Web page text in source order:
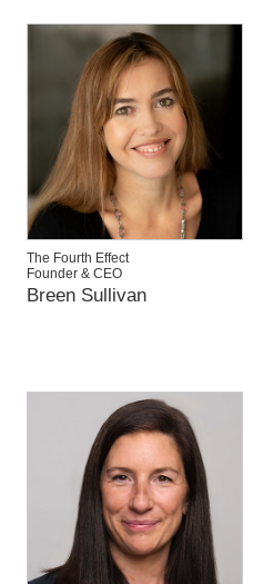
The Fourth Effect
Founder & CEO
Breen Sullivan